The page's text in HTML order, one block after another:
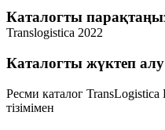
Каталогты
Translogistica 2022
Каталогты жүктеп алу
Ресми каталог
тізімімен